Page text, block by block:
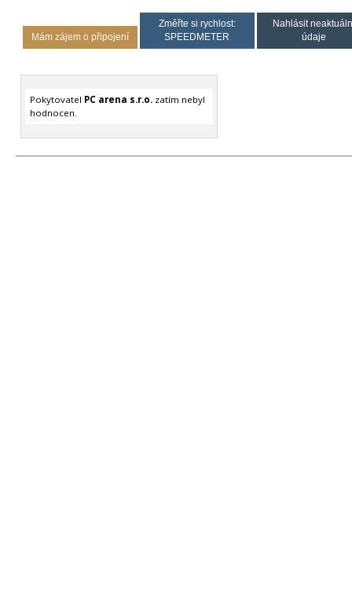
Mám zájem o připojení
Změřte si rychlost:
SPEEDMETER
Nahlásit
údaje
Pokytovatel PC arena s.r.o.zatím nebyl
hodnocen.